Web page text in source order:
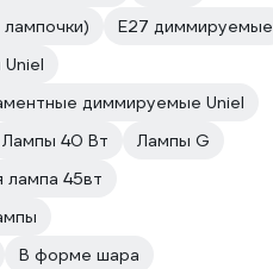
Е27 диммируемые
диммируемые Uniel
Лампы 40 Вт
Лампы G
лампа 45вт
В форме шара